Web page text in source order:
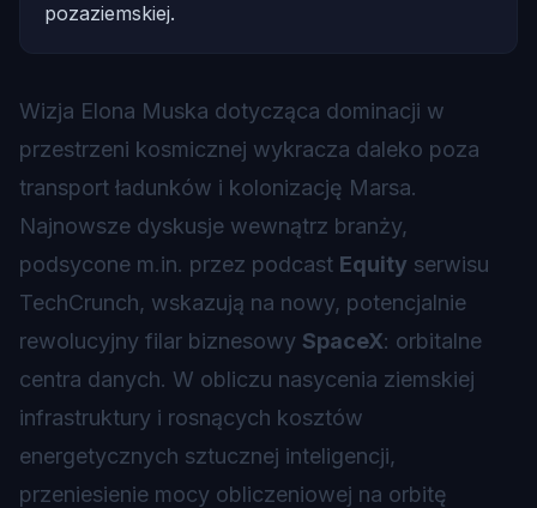
pozaziemskiej.
Wizja Elona Muska dotycząca dominacji w
przestrzeni kosmicznej wykracza daleko poza
transport ładunków i kolonizację Marsa.
Najnowsze dyskusje wewnątrz branży,
podsycone m.in. przez podcast Equity serwisu
TechCrunch, wskazują na nowy, potencjalnie
rewolucyjny filar biznesowy SpaceX: orbitalne
centra danych. W obliczu nasycenia ziemskiej
infrastruktury i rosnących kosztów
energetycznych sztucznej inteligencji,
przeniesienie mocy obliczeniowej na orbitę